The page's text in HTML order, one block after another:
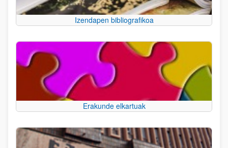
Izendapen bibliografikoa
Erakunde elkartuak